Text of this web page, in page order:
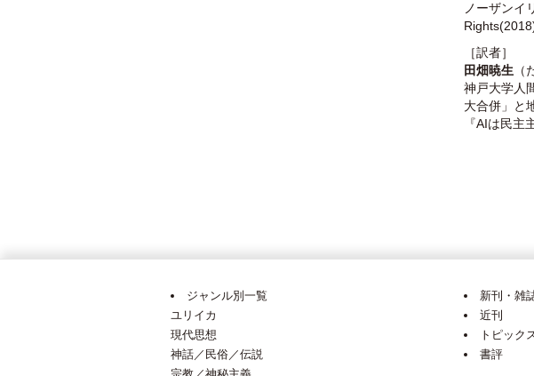
ノーザンイ
［訳者］
田畑暁生 （
神戸大学人
大合併」と
『AIは民主
ジャンル別一覧
ユリイカ
現代思想
神話／民俗／伝説
新刊・雑
近刊
トピック
書評